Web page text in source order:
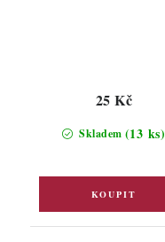
Skladem (13 ks)
25 Kč